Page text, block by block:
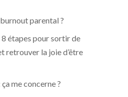
parental ?
étapes pour sortir de
retrouver la joie d’être
me concerne ?